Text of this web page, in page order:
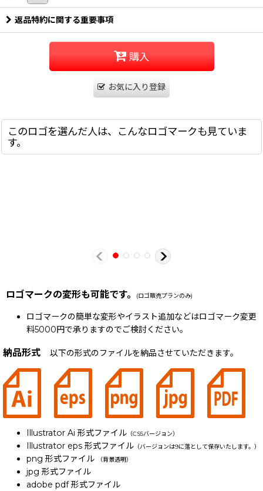
返品特約に関する重要事項
購入
お気に入り登録
このロゴを選んだ人は、こんなロゴマークも見ていま
す。
ロゴマークの変形も可能です。 (ロゴ販売プランのみ)
ロゴマークの簡単な変形やイラスト追加などはロゴマーク変更
料5000円で承りますのでご検討ください。
納品形式 以下の形式のファイルを納品させていただきます。
Illustrator Ai 形式ファイル （CS5バージョン）
Illustrator eps 形式ファイル （バージョンは9に落として保存いたします。）
png 形式ファイル （背景透明）
jpg 形式ファイル
adobe pdf 形式ファイル